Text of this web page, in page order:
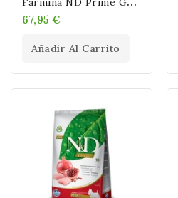
67,95 €
Añadir Al Carrito